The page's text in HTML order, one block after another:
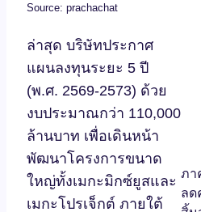
Source: prachachat
ล่าสุด บริษัทประกาศ
แผนลงทุนระยะ 5 ปี
(พ.ศ. 2569-2573) ด้วย
งบประมาณกว่า 110,000
ล้านบาท เพื่อเดินหน้า
พัฒนาโครงการขนาด
ใหญ่ทั้งเมกะมิกซ์ยูสและ
เมกะโปรเจ็กต์ ภายใต้
ภา
ลด